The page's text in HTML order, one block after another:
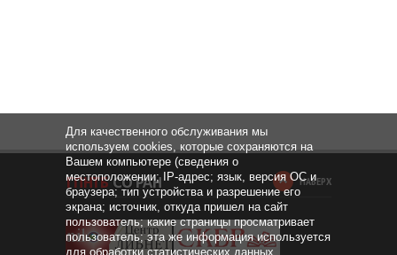
НАВЕРХ
Для качественного обслуживания мы
используем cookies, которые сохраняются на
Вашем компьютере (сведения о
местоположении; IP-адрес; язык, версия ОС и
браузера; тип устройства и разрешение его
экрана; источник, откуда пришел на сайт
пользователь; какие страницы просматривает
пользователь; эта же информация используется
для обработки статистических данных